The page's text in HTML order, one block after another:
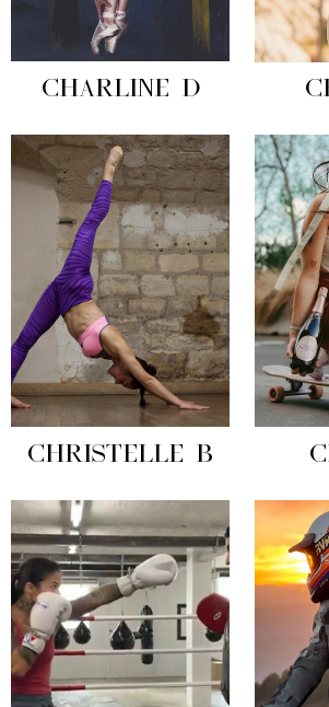
CHARLINE D
CHRISTELLE B